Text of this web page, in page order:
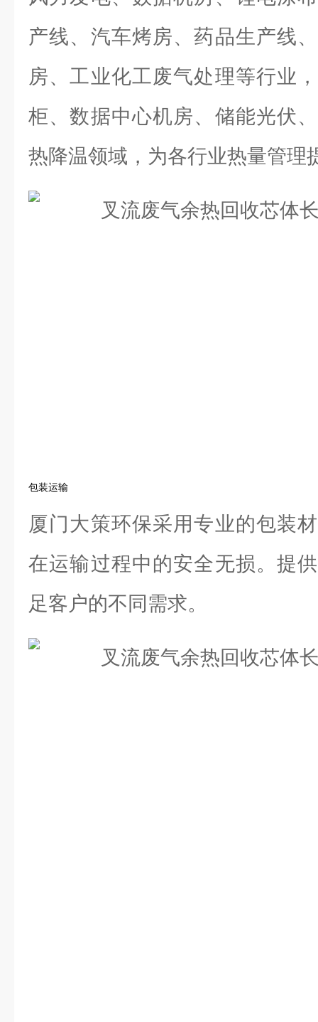
产线、汽车烤房、药品生产线
房、工业化工废气处理等行业
柜、数据中心机房、储能光伏
热降温领域，为各行业热量管理
包装运输
厦门大策环保采用专业的包装
在运输过程中的安全无损。提
足客户的不同需求。